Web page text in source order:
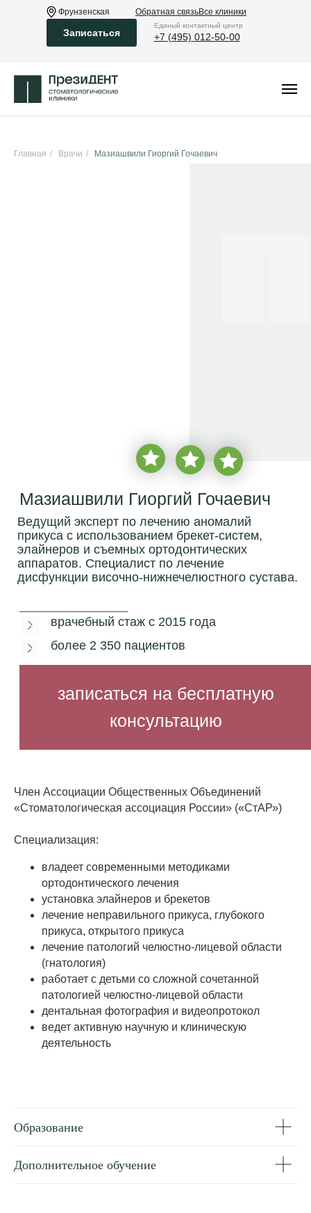
Обратная связьВсе клиники
Eдиный контактный центр
+7 (495) 012-50-00
Фрунзенская
Записаться
Главная / Врачи / Мазиашвили Гиоргий Гочаевич
2015 года
записаться на бесплатную
Член Ассоциации Общественных Объединений
«Стоматологическая ассоциация России» («СтАР»)
Специализация:
владеет современными методиками
ортодонтического лечения
установка элайнеров и брекетов
лечение неправильного прикуса, глубокого
прикуса, открытого прикуса
лечение патологий челюстно-лицевой области
(гнатология)
работает с детьми со сложной сочетанной
патологией челюстно-лицевой области
дентальная фотография и видеопротокол
ведет активную научную и клиническую
деятельность
Образование
Дополнительное обучение
"
Мой секрет успеха —
систематическое
совершенствование знаний и
навыков, постоянный поиск
новых технологий и подходов
в лечении.